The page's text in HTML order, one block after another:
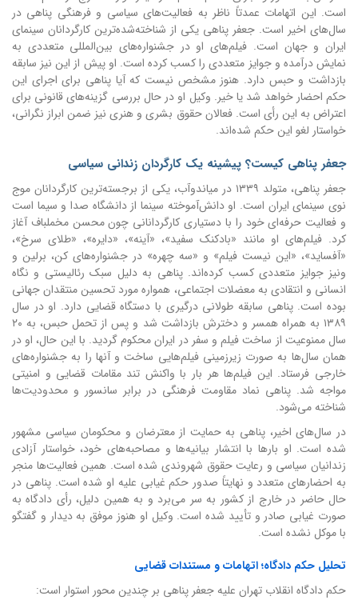
است. این اتهامات عمدتاً ناظر به فعالیت‌های سیاسی و فرهنگی پناهی در
سال‌های اخیر است. جعفر پناهی یکی از شناخته‌شده‌ترین کارگردانان سینمای
ایران و جهان است. فیلم‌های او در جشنواره‌های بین‌المللی متعددی به
نمایش درآمده و جوایز متعددی را کسب کرده است. او پیش از این نیز سابقه
بازداشت و حبس دارد. هنوز مشخص نیست که آیا پناهی برای اجرای این
حکم احضار خواهد شد یا خیر. وکیل او در حال بررسی گزینه‌های قانونی برای
اعتراض به این رأی است. فعالان حقوق بشری و هنری نیز ضمن ابراز نگرانی،
خواستار لغو این حکم شده‌اند.
جعفر پناهی کیست؟ پیشینه یک کارگردان زندانی سیاسی
جعفر پناهی، متولد ۱۳۳۹ در میاندوآب، یکی از برجسته‌ترین کارگردانان موج
نوی سینمای ایران است. او دانش‌آموخته سینما از دانشگاه صدا و سیما است
و فعالیت حرفه‌ای خود را با دستیاری کارگردانانی چون محسن مخملباف آغاز
کرد. فیلم‌های او مانند «بادکنک سفید»، «آینه»، «دایره»، «طلای سرخ»،
«آفساید»، «این نیست فیلم» و «سه چهره» در جشنواره‌های کن، برلین و
ونیز جوایز متعددی کسب کرده‌اند. پناهی به دلیل سبک رئالیستی و نگاه
انسانی و انتقادی به معضلات اجتماعی، همواره مورد تحسین منتقدان جهانی
بوده است. پناهی سابقه طولانی درگیری با دستگاه قضایی دارد. او در سال
۱۳۸۹ به همراه همسر و دخترش بازداشت شد و پس از تحمل حبس، به ۲۰
سال ممنوعیت از ساخت فیلم و سفر در ایران محکوم گردید. با این حال، او در
همان سال‌ها به صورت زیرزمینی فیلم‌هایی ساخت و آنها را به جشنواره‌های
خارجی فرستاد. این فیلم‌ها هر بار با واکنش تند مقامات قضایی و امنیتی
مواجه شد. پناهی نماد مقاومت فرهنگی در برابر سانسور و محدودیت‌ها
شناخته می‌شود.
در سال‌های اخیر، پناهی به حمایت از معترضان و محکومان سیاسی مشهور
شده است. او بارها با انتشار بیانیه‌ها و مصاحبه‌های خود، خواستار آزادی
زندانیان سیاسی و رعایت حقوق شهروندی شده است. همین فعالیت‌ها منجر
به احضارهای متعدد و نهایتاً صدور حکم غیابی علیه او شده است. پناهی در
حال حاضر در خارج از کشور به سر می‌برد و به همین دلیل، رأی دادگاه به
صورت غیابی صادر و تأیید شده است. وکیل او هنوز موفق به دیدار و گفتگو
با موکل نشده است.
تحلیل حکم دادگاه؛ اتهامات و مستندات قضایی
حکم دادگاه انقلاب تهران علیه جعفر پناهی بر چندین محور استوار است: